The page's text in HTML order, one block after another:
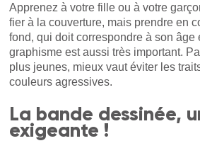
Apprenez à votre fille ou à votre
fier à la couverture, mais prendre en
fond, qui doit correspondre à son âge
graphisme est aussi très important.
plus jeunes, mieux vaut éviter les
couleurs agressives.
La bande dessinée,
exigeante !